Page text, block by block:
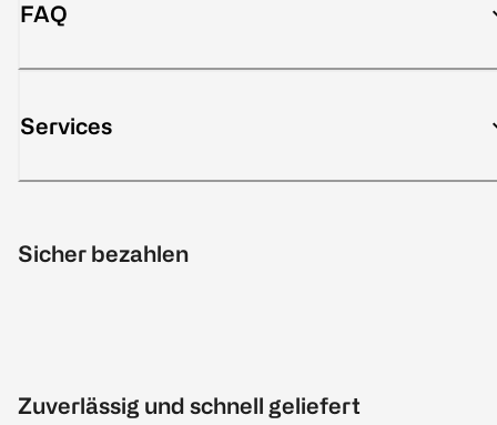
FAQ
Services
Sicher bezahlen
Zuverlässig und schnell geliefert